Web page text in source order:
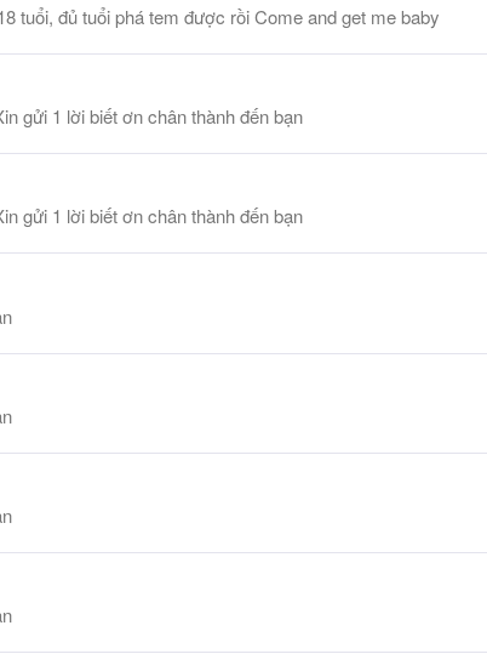
tuổi, đủ tuổi phá tem được rồi Come and get me baby
gửi 1 lời biết ơn chân thành đến bạn
gửi 1 lời biết ơn chân thành đến bạn